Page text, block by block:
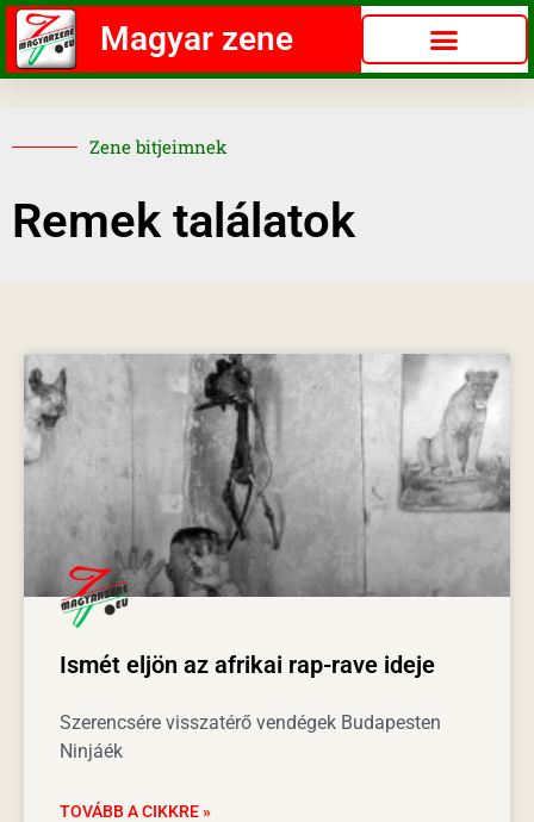
Magyar zene
Zene bitjeimnek
Remek találatok
Ismét eljön az afrikai rap-rave ideje
Szerencsére visszatérő vendégek Budapesten
Ninjáék
TOVÁBB A CIKKRE »